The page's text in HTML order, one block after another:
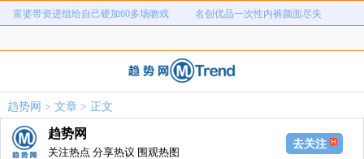
富婆带资进组给自己硬加60多场吻戏 名创优品一次性内裤颜面尽失
原字节跳动机器人一号位加入小米 儿子去世孙子不捧骨灰盒被查出非亲
河南重大刑案嫌疑人逃窜时伤害多人
富婆带资进组给自己硬加60多场吻戏 名创优品一次性内裤颜面尽失
趋势网 > 文章> 正文
趋势网
关注热点 分享热议 围观热图
去关注